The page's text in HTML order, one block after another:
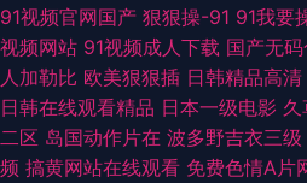
91视频官网国产 狠狠操-91 91我要
视频网站 91视频成人下载 国产无
人加勒比 欧美狠狠插 日韩精品高清
日韩在线观看精品 日本一级电影
二区 岛国动作片在 波多野吉衣三级
频 搞黄网站在线观看 免费色情A片